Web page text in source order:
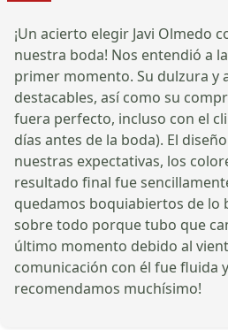
¡Un acierto elegir Javi Olmedo
nuestra boda! Nos entendió a
primer momento. Su dulzura y
destacables, así como su
fuera perfecto, incluso con el
días antes de la boda). El
nuestras expectativas, los
resultado final fue
quedamos boquiabiertos de lo
sobre todo porque tubo que
último momento debido al
comunicación con él fue fluida
recomendamos muchísimo!